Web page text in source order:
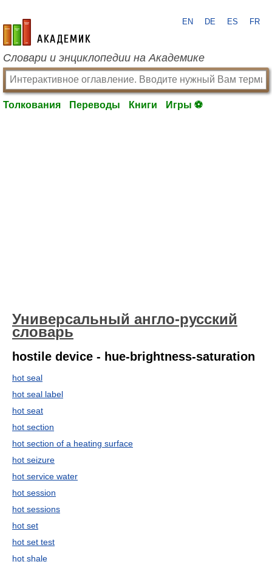
academic.ru
EN DE ES FR
Словари и энциклопедии на Академике
Толкования Переводы Книги Игры ⚽
Универсальный англо-русский
словарь
hostile device - hue-brightness-saturation
hot seal
hot seal label
hot seat
hot section
hot section of a heating surface
hot seizure
hot service water
hot session
hot sessions
hot set
hot set test
hot shale